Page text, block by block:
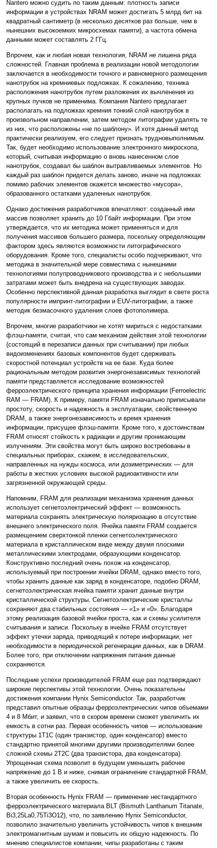
Nantero можно судить по таким данным: плотность записи
информации в устройствах NRAM может достигать 5 млрд бит на
квадратный сантиметр (в несколько десятков раз больше, чем в
нынешних высокоемких микросхемах памяти), а частота обмена
данными может составлять 2 ГГц.
Впрочем, как и любая новая технология, NRAM не лишена ряда
сложностей. Главная проблема в реализации новой методологии
заключается в необходимости точного и равномерного размещения
нанотрубок на кремниевых подложках. К сожалению, техника
расположения нанотрубок путем разложения их вычленения из
крупных пучков не применима. Компания Nantero предлагает
располагать на подложках кремния тонкий слой нанотрубок в
произвольном направлении, затем методом литографии удалять те
из них, что расположены «не по шаблону». И хотя данный метод
практически реализуем, его следует признать трудновыполнимым.
Так, будет необходимо использование электронного микроскопа,
который, считывая информацию о вновь нанесенном слое
нанотрубок, создавал бы шаблон вытравливаемых элементов. Но
каждый раз шаблон придется делать заново, иначе на подложках
помимо рабочих элементов окажется множество «мусора»,
образованного остатками удаленных нанотрубок.
Однако достижения разработчиков впечатляют: созданный ими
массив позволяет хранить до 10 Гбайт информации. При этом
утверждается, что их методика может применяться и для
получения массивов большего размера, поскольку определяющим
фактором здесь являются возможности литографического
оборудования. Кроме того, специалисты особо подчеркивают, что
методика в значительной мере совместима с нынешними
технологиями полупроводникового производства и с небольшими
затратами может быть внедрена на существующих заводах.
Особенно перспективной данная разработка выглядит в свете роста
популярности импринт-литографии и EUV-литографии, а также
методик безмасочного удаления слоев фотополимера.
Впрочем, многие разработчики не хотят мириться с недостатками
флэш-памяти, считая, что сам механизм действия этой технологии
(состоящий в перезаписи данных при считывании) при любых
видоизменениях базовых компонентов будет сдерживать
скоростной потенциал устройств на ее базе. Куда более
рациональным методом развития энергонезависимых технологий
памяти представляется исследование возможностей
ферроэлектрического принципа хранения информации (Ferroelectric
RAM — FRAM). К примеру, памяти FRAM изначально приписывали
простоту, скорость и надежность в эксплуатации, свойственную
DRAM, а также энергонезависимость и время хранения
информации, присущее флэш-памяти. Кроме того, к достоинствам
FRAM относят стойкость к радиации и другим проникающим
излучениям. Эти свойства могут быть широко востребованы в
специальных приборах, скажем, в исследовательских,
направленных на нужды космоса, или дозиметрических — для
работы в жестких условиях высокой радиоактивности или
загрязненной окружающей среды.
Напомним, FRAM для реализации механизма хранения данных
использует сегнетоэлектрический эффект — возможность
материала сохранять электрическую поляризацию в отсутствие
внешнего электрического поля. Ячейка памяти FRAM создается
размещением сверхтонкой пленки сегнетоэлектрического
материала в кристаллическом виде между двумя плоскими
металлическими электродами, образующими конденсатор.
Конструктивно последний очень похож на конденсатор,
используемый при построении ячейки DRAM, однако вместо того,
чтобы хранить данные как заряд в конденсаторе, подобно DRAM,
сегнетоэлектрическая ячейка памяти хранит данные внутри
кристаллической структуры. Сегнетоэлектрические кристаллы
сохраняют два стабильных состояния — «1» и «0». Благодаря
этому реализация базовой ячейки проста, как и схемы усилителя
считывания и записи. Поскольку в ячейке FRAM отсутствует
эффект утечки заряда, приводящий к потере информации, нет
необходимости в периодической регенерации данных, как в DRAM.
Более того, при отключении напряжения питания данные
сохраняются.
Последние успехи производителей FRAM еще раз подтверждают
широкие перспективы этой технологии. Очень показательны
достижения компании Hynix Semiconductor. Так, разработчик
представил опытные образцы ферроэлектрических чипов объемами
4 и 8 Мбит, и заявил, что в скором времени сможет увеличить их
емкость в сотни раз. Первая особенность чипов — использование
структуры 1T1C (один транзистор, один конденсатор) вместо
стандартно принятой многими другими производителями более
сложной схемы 2T2C (два транзистора, два конденсатора).
Упрощенная схема позволит в будущем уменьшить рабочее
напряжение до 1 В и ниже, снимая ограничение стандартной FRAM,
а также увеличить ее скорость.
Вторая особенность Hynix FRAM — применение нестандартного
ферроэлектрического материала BLT (Bismuth Lanthanum Titanate,
Bi3,25La0,75Ti3O12), что, по заявлению Hynix Semiconductor,
позволило значительно увеличить устойчивость чипов к внешним
электромагнитным шумам и повысить их общую надежность. По
мнению специалистов компании, чипы разработаны с таким